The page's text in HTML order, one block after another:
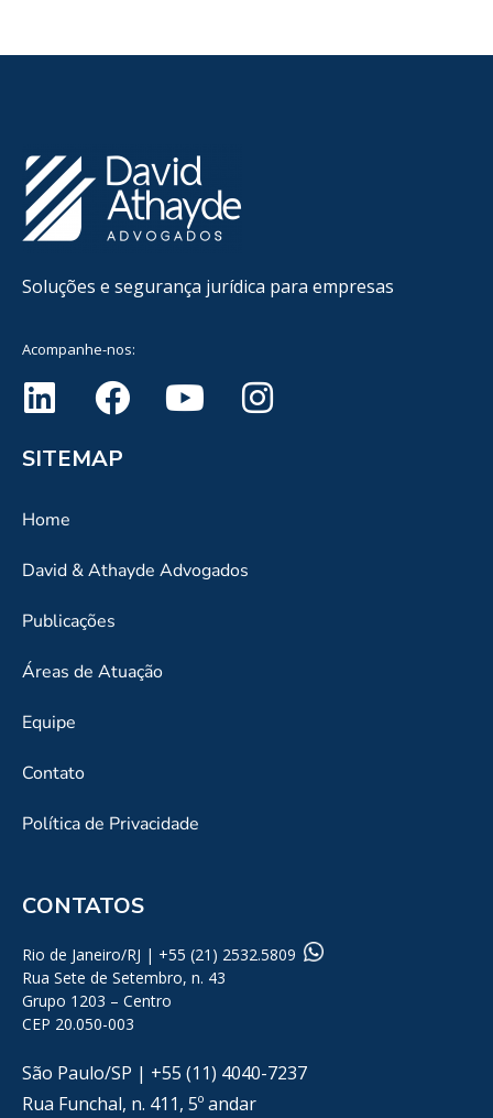
Soluções e segurança jurídica para empresas
Acompanhe-nos:
SITEMAP
Home
David & Athayde Advogados
Publicações
Áreas de Atuação
Equipe
Contato
Política de Privacidade
CONTATOS
Rio de Janeiro/RJ | +55 (21) 2532.5809
Rua Sete de Setembro, n. 43
Grupo 1203 – Centro
CEP 20.050-003
São Paulo/SP | +55 (11) 4040-7237
Rua Funchal, n. 411, 5º andar